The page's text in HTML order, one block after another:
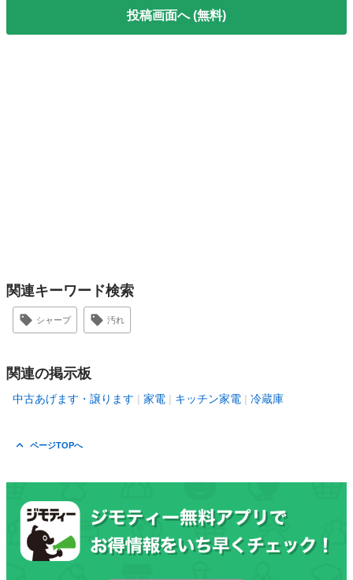
投稿画面へ (無料)
関連キーワード検索
シャープ 汚れ
関連の掲示板
中古あげます・譲ります 家電 キッチン家電 冷蔵庫
ページTOPへ